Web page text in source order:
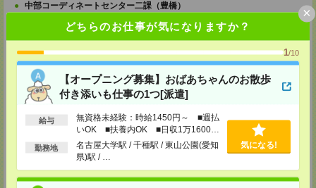
どちらのお仕事が気になりますか？
1/10
【オープニング募集】おばあちゃんのお散歩
付き添いも仕事の1つ[派遣]
給与
無資格未経験：時給1450円～ ■週払
いOK ■扶養内OK ■日収1万1600円
以上
勤務地
名古屋大学駅 / 千種駅 / 東山公園(愛知
県)駅 / …
気になる!
×
中部コーディネートセンター二課（豊橋）
愛知県豊橋市大橋通1-68 静銀ニッセイ豊橋ビル5F
■JR豊橋駅から徒歩3分
TEL：0120-537-102
担当：パーソルテンプスタッフ(株) 予約専用ダイヤル
受付可能日時：平日9:00～18:00（土日祝を除く）受付中！※お電話の際
は、「エンのサイトを見た」とお伝えください！
中部コーディネートセンター二課（岡崎）
〒444-0043 愛知県 岡崎市唐沢町11-5 第一生命・三井住友海上岡崎ビル
■名鉄東岡崎駅から徒歩3分
TEL：0120-537-102
担当：パーソルテンプスタッフ(株) 予約専用ダイヤル
受付可能日時：平日9:00～18:00（土日祝を除く）受付中！※お電話の際
は、「エンのサイトを見た」とお伝えください！